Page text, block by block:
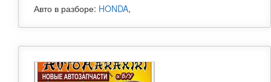
Авто в разборе: HONDA,